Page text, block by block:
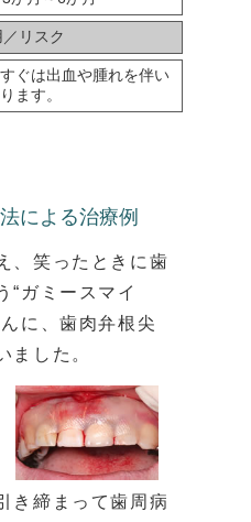
リスク
ぐは出血や腫れを伴い
ます。
による治療例
、笑ったときに歯
“ガミースマイ
に、歯肉弁根尖
ました。
き締まって歯周病